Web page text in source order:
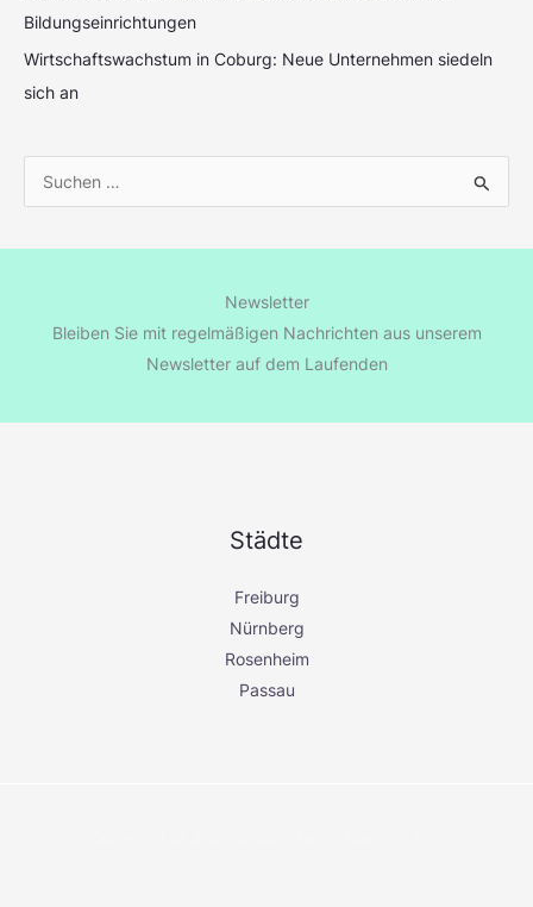
Bildungseinrichtungen
Wirtschaftswachstum in Coburg: Neue Unternehmen siedeln
sich an
c
a
Newsletter
Bleiben Sie mit regelmäßigen Nachrichten aus unserem
Newsletter auf dem Laufenden
Städte
Freiburg
Nürnberg
Rosenheim
Passau